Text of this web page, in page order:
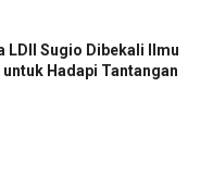
LDII Sugio Dibekali Ilmu
Hadapi Tantangan